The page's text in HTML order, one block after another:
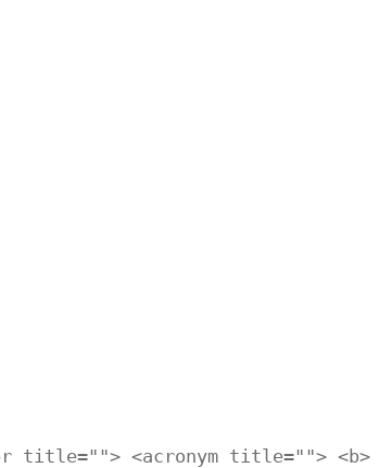
title=""> <acronym title=""> <b>